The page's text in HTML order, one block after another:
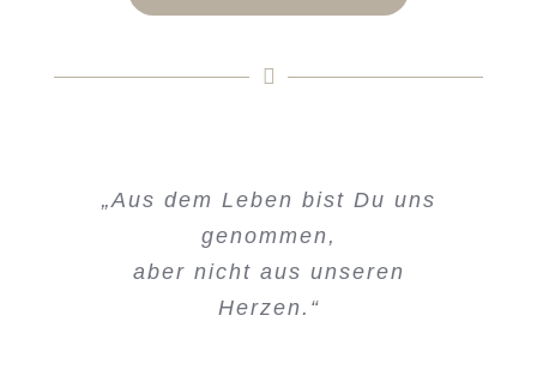
„Aus dem Leben bist Du uns
genommen,
aber nicht aus unseren
Herzen.“